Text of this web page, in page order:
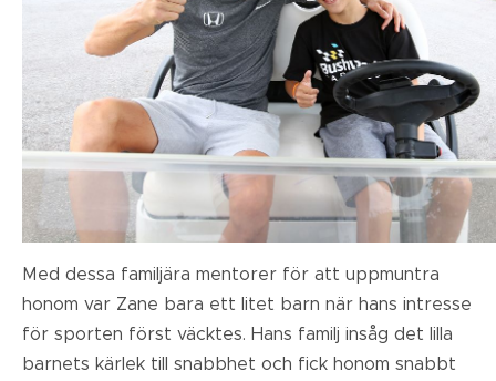
Med dessa familjära mentorer för att uppmuntra
honom var Zane bara ett litet barn när hans intresse
för sporten först väcktes. Hans familj insåg det lilla
barnets kärlek till snabbhet och fick honom snabbt